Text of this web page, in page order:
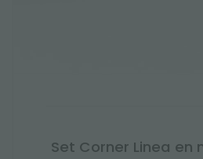
Set Corner Linea en